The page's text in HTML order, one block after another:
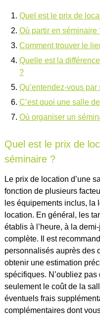
Quel est le prix de
Où partir en séminaire
Comment trouver le
Quelle est la
?
Qu’entendez-vous
C’est quoi une salle
Où organiser un
Quel est le prix de
séminaire ?
Le prix de location d’une
fonction de plusieurs
les équipements inclus, la
location. En général, les
établis à l’heure, à la
complète. Il est
personnalisés auprès des
obtenir une estimation
spécifiques. N’oubliez
seulement le coût de la
éventuels frais
complémentaires dont